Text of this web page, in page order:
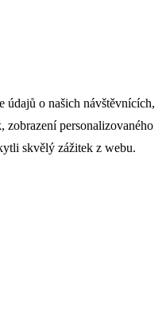
údajů o našich návštěvnících,
zobrazení personalizovaného
skvělý zážitek z webu.